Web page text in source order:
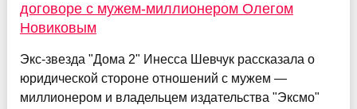
договоре с мужем-миллионером Олегом
Новиковым
Экс-звезда "Дома 2" Инесса Шевчук рассказала о
юридической стороне отношений с мужем —
миллионером и владельцем издательства "Эксмо"